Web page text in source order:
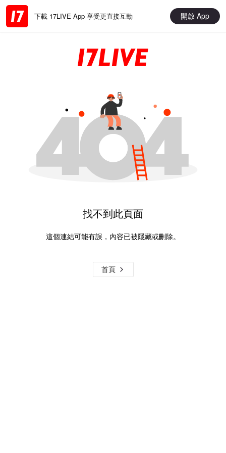
下載 17LIVE App 享受更直接互動 開啟 App
找不到此頁面
這個連結可能有誤，內容已被隱藏或刪除。
首頁